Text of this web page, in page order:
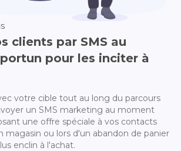
clients par SMS au
pour les inciter à
votre cible tout au long du parcours
un SMS marketing au moment
une offre spéciale à vos contacts
magasin ou lors d'un abandon de panier
enclin à l'achat.